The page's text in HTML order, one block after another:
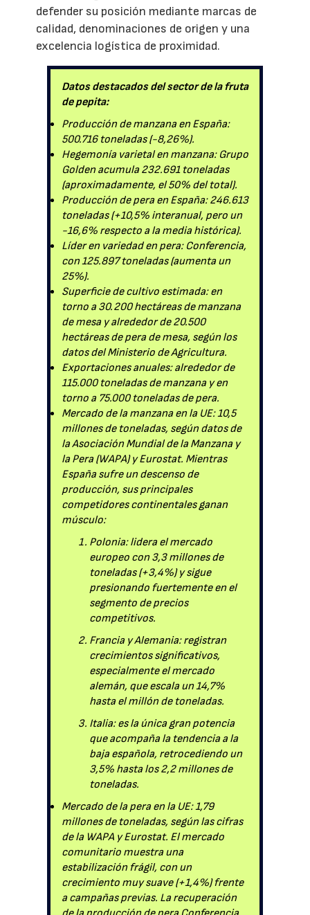
defender su posición mediante marcas de
calidad, denominaciones de origen y una
excelencia logística de proximidad.
Datos destacados del sector de la fruta
de pepita:
Producción de manzana en España:
500.716 toneladas (-8,26%).
Hegemonía varietal en manzana: Grupo
Golden acumula 232.691 toneladas
(aproximadamente, el 50% del total).
Producción de pera en España: 246.613
toneladas (+10,5% interanual, pero un
-16,6% respecto a la media histórica).
Líder en variedad en pera: Conferencia,
con 125.897 toneladas (aumenta un
25%).
Superficie de cultivo estimada: en
torno a 30.200 hectáreas de manzana
de mesa y alrededor de 20.500
hectáreas de pera de mesa, según los
datos del Ministerio de Agricultura.
Exportaciones anuales: alrededor de
115.000 toneladas de manzana y en
torno a 75.000 toneladas de pera.
Mercado de la manzana en la UE: 10,5
millones de toneladas, según datos de
la Asociación Mundial de la Manzana y
la Pera (WAPA) y Eurostat. Mientras
España sufre un descenso de
producción, sus principales
competidores continentales ganan
músculo:
Polonia: lidera el mercado
europeo con 3,3 millones de
toneladas (+3,4%) y sigue
presionando fuertemente en el
segmento de precios
competitivos.
Francia y Alemania: registran
crecimientos significativos,
especialmente el mercado
alemán, que escala un 14,7%
hasta el millón de toneladas.
Italia: es la única gran potencia
que acompaña la tendencia a la
baja española, retrocediendo un
3,5% hasta los 2,2 millones de
toneladas.
Mercado de la pera en la UE: 1,79
millones de toneladas, según las cifras
de la WAPA y Eurostat. El mercado
comunitario muestra una
estabilización frágil, con un
crecimiento muy suave (+1,4%) frente
a campañas previas. La recuperación